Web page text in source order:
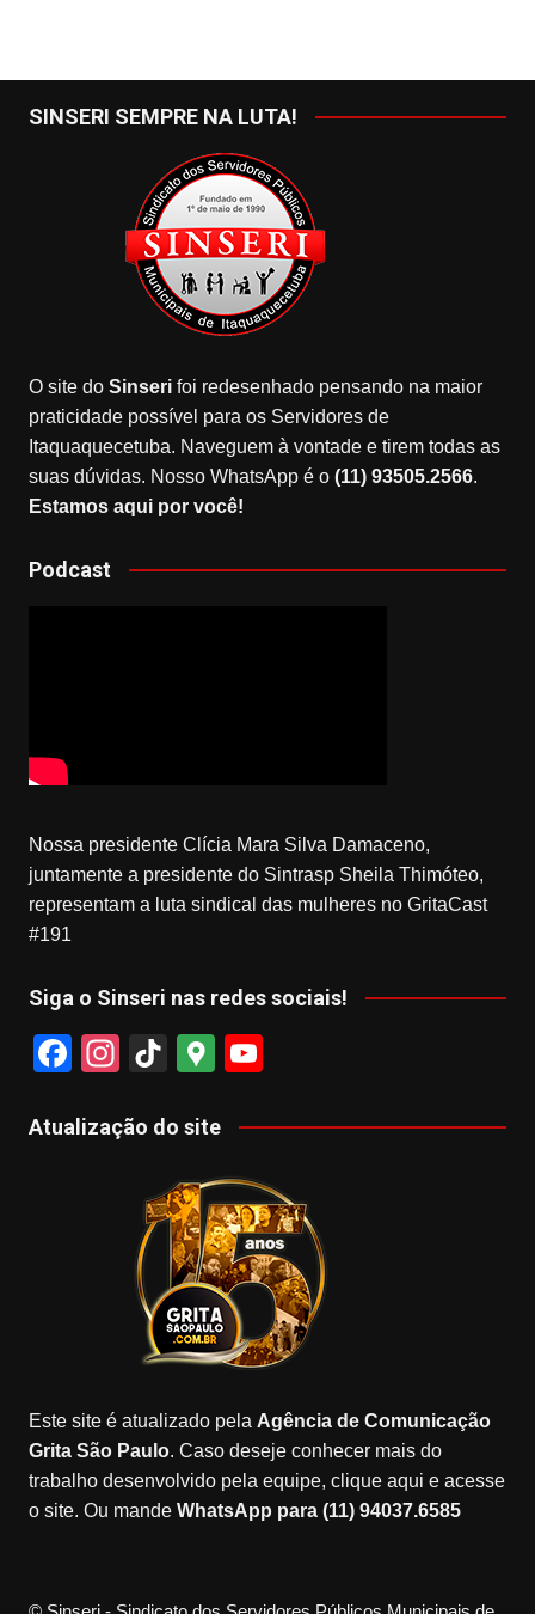
SINSERI SEMPRE NA LUTA!
O site do Sinserifoi redesenhado pensando na maior
praticidade possível para os Servidores de
Itaquaquecetuba. Naveguem à vontade e tirem todas as
suas dúvidas. Nosso WhatsApp é o (11) 93505.2566.
Estamos aqui por você!
Podcast
Nossa presidente Clícia Mara Silva Damaceno,
juntamente a presidente do Sintrasp Sheila Thimóteo,
representam a luta sindical das mulheres no GritaCast
#191
Siga o Sinseri nas redes sociais!
F
c
In
a
m
Ti
T
k
G
o
gl
e
M
a
p
s
u
u
b
e
Atualização do site
Este site é atualizado pela Agência de Comunicação
Grita São Paulo. Caso deseje conhecer mais do
trabalho desenvolvido pela equipe, clique aqui e acesse
o site. Ou mande WhatsApp para (11) 94037.6585